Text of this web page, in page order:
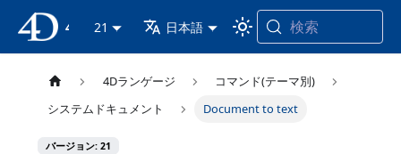
21 日本語 検索
4Dランゲージ
コマンド(テーマ別)
システムドキュメント
Document to text
バージョン: 21